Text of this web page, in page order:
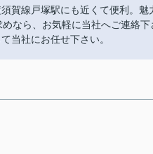
賀線戸塚駅にも近くて便利。魅
なら、お気軽に当社へご連絡下
当社にお任せ下さい。